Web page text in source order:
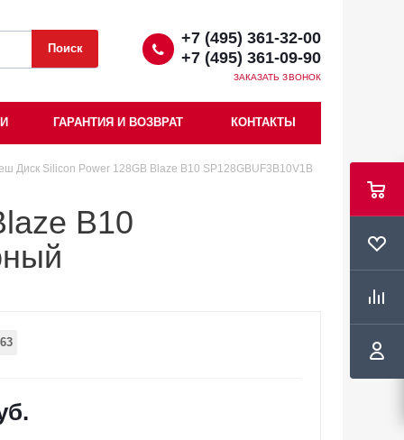
+7 (495) 361-32-00
+7 (495) 361-09-90
ЗАКАЗАТЬ ЗВОНОК
ГАРАНТИЯ И ВОЗВРАТ КОНТАКТЫ
Диск Silicon Power 128GB Blaze B10 SP128GBUF3B10V1B
B10